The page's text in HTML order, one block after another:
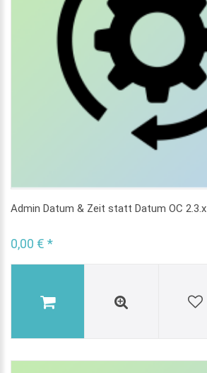
Admin Datum & Zeit statt Datum OC 2.3.x
0,00 € *